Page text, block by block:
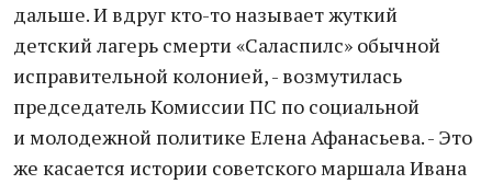
дальше. И вдруг кто-то называет жуткий
детский лагерь смерти «Саласпилс» обычной
исправительной колонией, - возмутилась
председатель Комиссии ПС по социальной
и молодежной политике Елена Афанасьева. - Это
же касается истории советского маршала Ивана